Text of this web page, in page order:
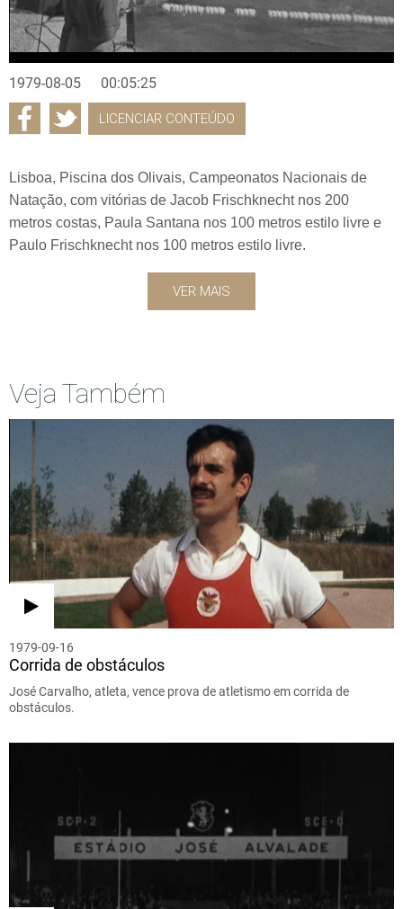
1979-08-05 00:05:25
LICENCIAR CONTEÚDO
Lisboa, Piscina dos Olivais, Campeonatos Nacionais de
Natação, com vitórias de Jacob Frischknecht nos 200
metros costas, Paula Santana nos 100 metros estilo livre e
Paulo Frischknecht nos 100 metros estilo livre.
VER MAIS
Veja Também
1979-09-16
Corrida de obstáculos
José Carvalho, atleta, vence prova de atletismo em corrida de
obstáculos.